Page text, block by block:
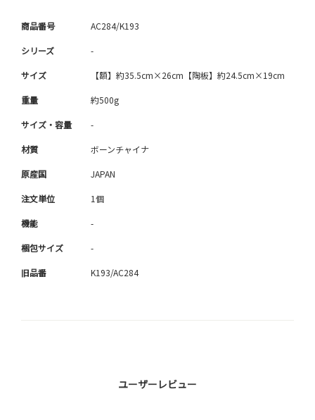
商品番号 AC284/K193
シリーズ -
サイズ 【額】約35.5cm×26cm【陶板】約24.5cm×19cm
重量 約500g
サイズ・容量 -
材質 ボーンチャイナ
原産国 JAPAN
注文単位 1個
機能 -
梱包サイズ -
旧品番 K193/AC284
ユーザーレビュー